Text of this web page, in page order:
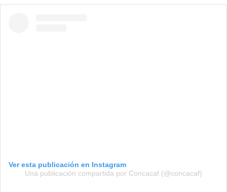
Ver esta publicación en Instagram
Una publicación compartida por Concacaf (@concacaf)